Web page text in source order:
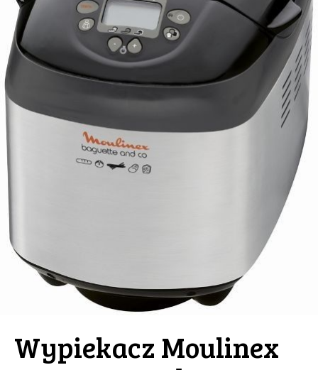
Wypiekacz Moulinex